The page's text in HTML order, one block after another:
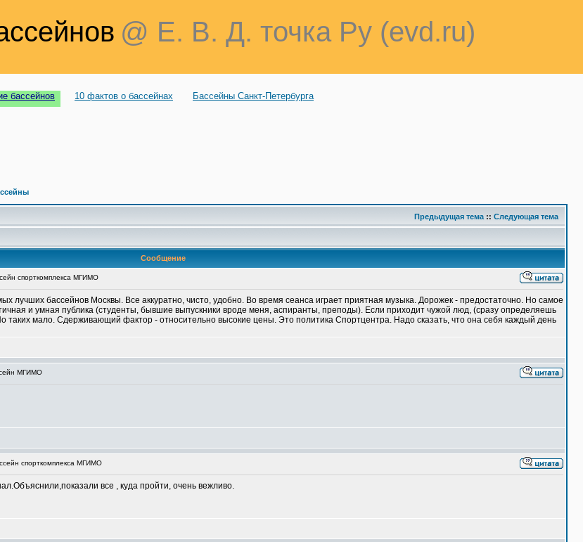
@ Е. В. Д. точка Ру (evd.ru)
бассейнов 10 фактов о бассейнах Бассейны Санкт-Петербурга
Предыдущая тема :: Следующая тема
Сообщение
спорткомплекса МГИМО
лучших бассейнов Москвы. Все аккуратно, чисто, удобно. Во время сеанса играет приятная музыка. Дорожек - предостаточно. Но самое
и умная публика (студенты, бывшие выпускники вроде меня, аспиранты, преподы). Если приходит чужой люд, (сразу определяешь
таких мало. Сдерживающий фактор - относительно высокие цены. Это политика Спортцентра. Надо сказать, что она себя каждый день
МГИМО
спорткомплекса МГИМО
все , куда пройти, очень вежливо.